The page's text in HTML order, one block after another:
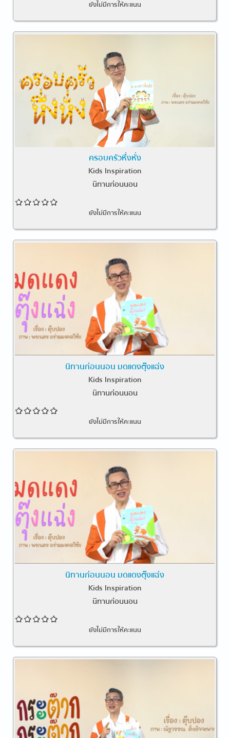
ยังไม่มีการให้คะแนน
ครอบครัวหึ่งหั่ง
Kids Inspiration
นิทานก่อนนอน
ยังไม่มีการให้คะแนน
นิทานก่อนนอน มดแดงตุ๊งแฉ่ง
Kids Inspiration
นิทานก่อนนอน
ยังไม่มีการให้คะแนน
นิทานก่อนนอน มดแดงตุ๊งแฉ่ง
Kids Inspiration
นิทานก่อนนอน
ยังไม่มีการให้คะแนน